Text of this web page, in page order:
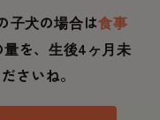
子犬の場合は食事
量を、生後4ヶ月未
さいね。